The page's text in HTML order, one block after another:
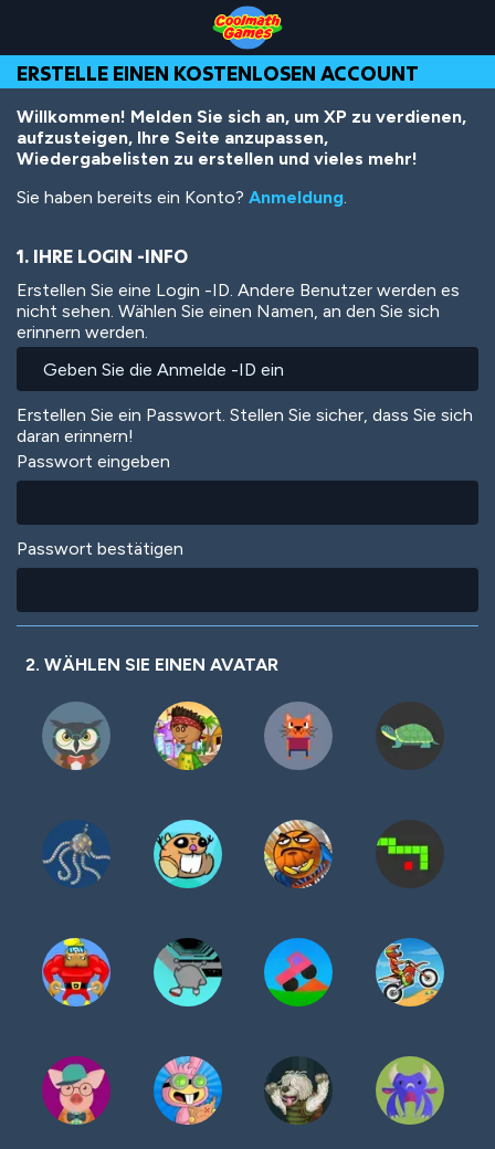
Top
of
Page
Navigation
Main
Content
Footer
Inhalt
ERSTELLE EINEN KOSTENLOSEN ACCOUNT
Willkommen! Melden Sie sich an, um XP zu verdienen,
aufzusteigen, Ihre Seite anzupassen,
Wiedergabelisten zu erstellen und vieles mehr!
Sie haben bereits ein Konto? Anmeldung.
1. IHRE LOGIN -INFO
Erstellen Sie eine Login -ID. Andere Benutzer werden es
nicht sehen. Wählen Sie einen Namen, an den Sie sich
erinnern werden.
Erstellen Sie ein Passwort. Stellen Sie sicher, dass Sie sich
daran erinnern!
Passwort eingeben
Passwort bestätigen
2. WÄHLEN SIE EINEN AVATAR